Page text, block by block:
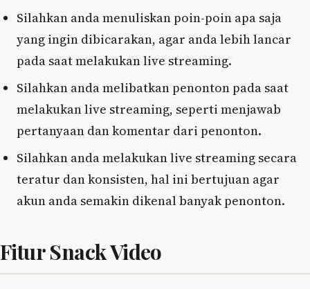
Silahkan anda menuliskan poin-poin apa saja
yang ingin dibicarakan, agar anda lebih lancar
pada saat melakukan live streaming.
Silahkan anda melibatkan penonton pada saat
melakukan live streaming, seperti menjawab
pertanyaan dan komentar dari penonton.
Silahkan anda melakukan live streaming secara
teratur dan konsisten, hal ini bertujuan agar
akun anda semakin dikenal banyak penonton.
Fitur Snack Video